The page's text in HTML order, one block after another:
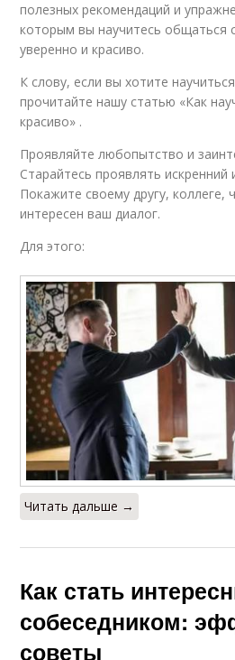
полезных рекомендаций и
которым вы научитесь общаться
уверенно и красиво.
К слову, если вы хотите
прочитайте нашу статью «Как
красиво» .
Проявляйте любопытство и
Старайтесь проявлять искренний
Покажите своему другу, коллеге,
интересен ваш диалог.
Для этого:
Читать дальше →
Как стать
собеседником:
советы